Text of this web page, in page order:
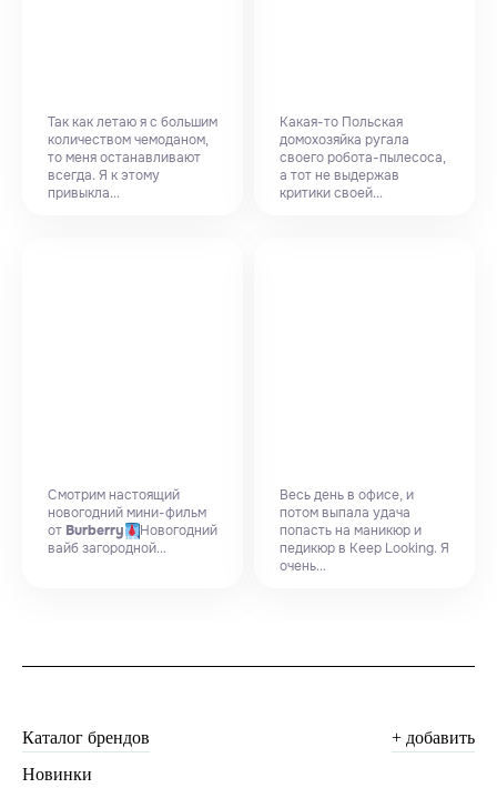
Так как летаю я с большим
количеством чемоданом,
то меня останавливают
всегда. Я к этому
привыкла...
Какая-то Польская
домохозяйка ругала
своего робота-пылесоса,
а тот не выдержав
критики своей...
Смотрим настоящий
новогодний мини-фильм
от Burberry
Новогодний
вайб загородной...
Весь день в офисе, и
потом выпала удача
попасть на маникюр и
педикюр в Keep Looking. Я
очень...
Каталог брендов
Новинки
+ добавить